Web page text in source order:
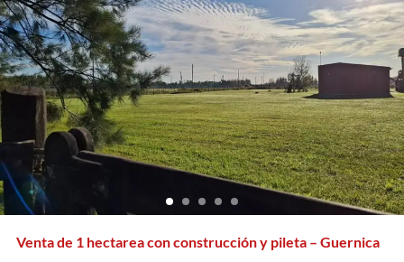
Venta de 1 hectarea con construcción y pileta – Guernica